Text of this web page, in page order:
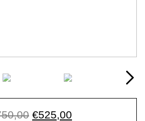
Original price was:
€525,00